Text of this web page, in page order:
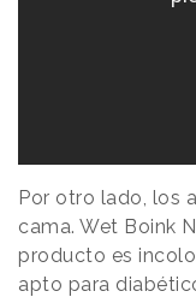
Por otro lado, los
cama. Wet Boink
producto es
apto para